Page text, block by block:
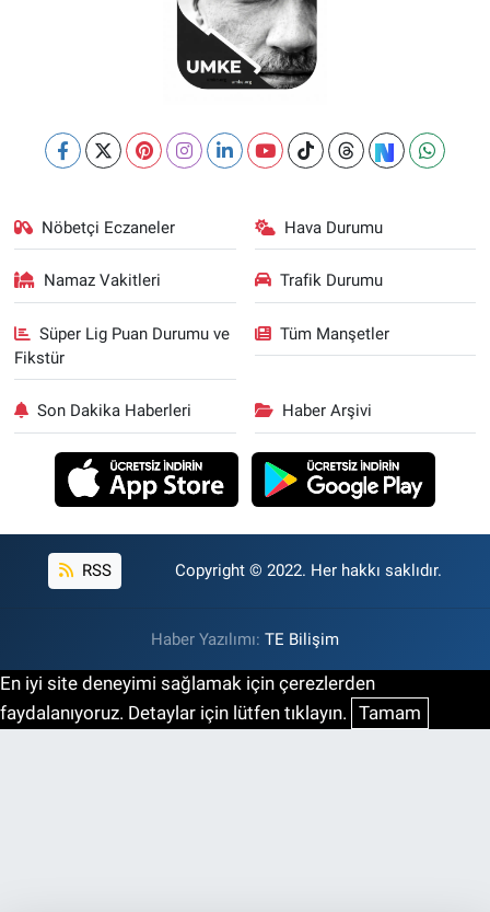
Nöbetçi Eczaneler Hava Durumu
Namaz Vakitleri Trafik Durumu
Süper Lig Puan Durumu ve
Fikstür
Tüm Manşetler
Son Dakika Haberleri Haber Arşivi
RSS Copyright © 2022. Her hakkı saklıdır.
Haber Yazılımı: TE Bilişim
En iyi site deneyimi sağlamak için çerezlerden
faydalanıyoruz. Detaylar için lütfen tıklayın. Tamam